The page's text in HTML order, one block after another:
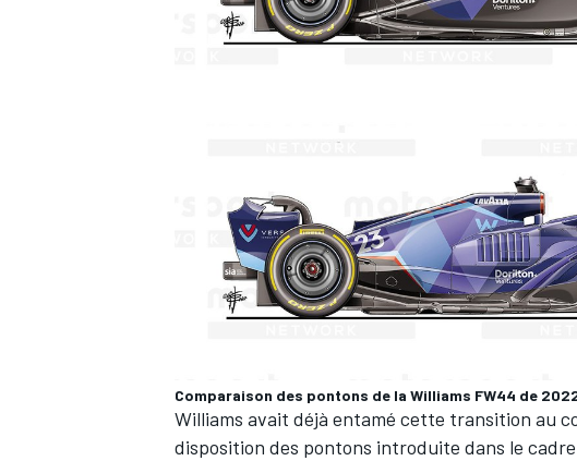
Comparaison des pontons de la Williams FW44 de
Williams avait déjà entamé cette transition au
disposition des pontons introduite dans le